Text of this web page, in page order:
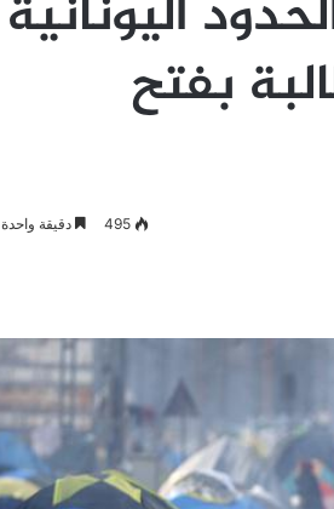
اليونانية
بفتح
495 دقيقة واحدة